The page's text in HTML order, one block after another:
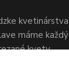
kvetinárstva
máme každý
kvety,